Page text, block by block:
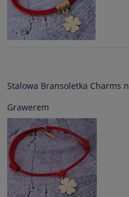
Stalowa Bransoletka Charms
Grawerem